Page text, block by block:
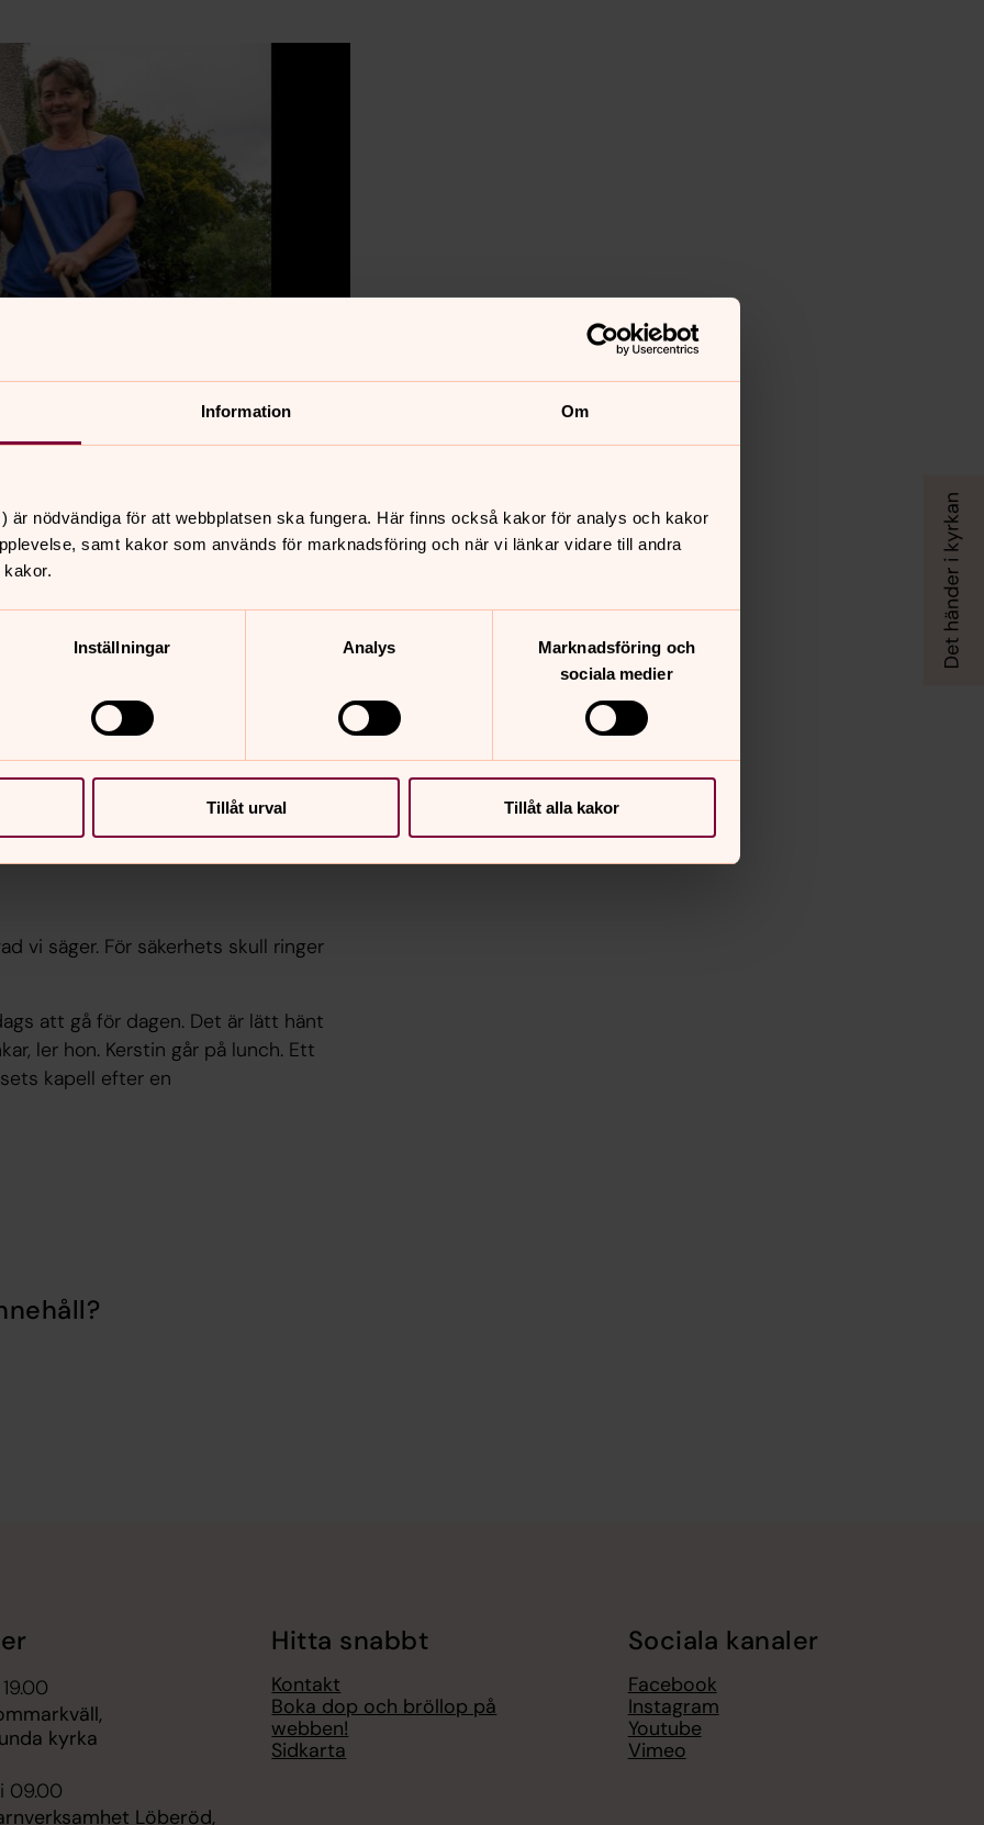
Information Om
är nödvändiga för att webbplatsen ska fungera. Här finns också kakor för analys och kakor
samt kakor som används för marknadsföring och när vi länkar vidare till andra
Inställningar Analys
Marknadsföring och
sociala medier
Tillåt urval Tillåt alla kakor
och pratar med kollegan Hans-
säger hans kollega Kerstin
här då, säger hon och berättar
av befintliga växter hon förökat
för att anlägga nya
vi säger. För säkerhets skull ringer
att gå för dagen. Det är lätt hänt
ler hon. Kerstin går på lunch. Ett
kapell efter en
kyrka
09.00
Löberöd,
Hitta snabbt
Kontakt
Boka dop och bröllop på
webben!
Sidkarta
Sociala kanaler
Facebook
Instagram
Youtube
Vimeo